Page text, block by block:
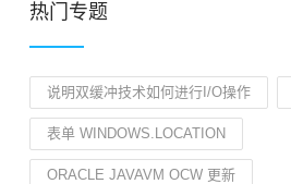
热门专题
说明双缓冲技术如何进行I/O操作
表单 WINDOWS.LOCATION
ORACLE JAVAVM OCW 更新